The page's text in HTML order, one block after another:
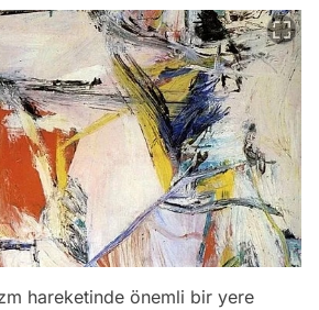
hareketinde önemli bir yere